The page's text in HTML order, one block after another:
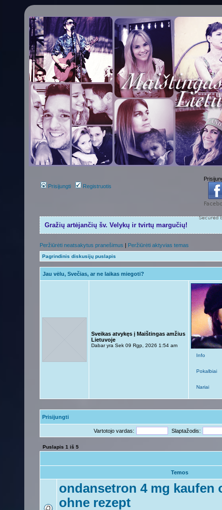
Prisijungti Registruotis
Gražių artėjančių šv. Velykų ir tvirtų margučių!
Peržiūrėti neatsakytus pranešimus | Peržiūrėti aktyvias temas
Pagrindinis diskusijų puslapis
Jau vėlu, Svečias, ar ne laikas miegoti?
Sveikas atvykęs į Maištingas amžius
Lietuvoje
Dabar yra Sek 09 Rgp, 2026 1:54 am
Info
Pokalbiai
Nariai
Prisijungti
Vartotojo vardas: Slaptažodis:
Puslapis 1 iš 5
Temos
ondansetron 4 mg kaufen
ohne rezept